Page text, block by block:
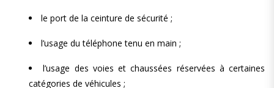
le port de la ceinture de sécurité ;
l’usage du téléphone tenu en main ;
l’usage des voies et chaussées réservées à certaines
catégories de véhicules ;